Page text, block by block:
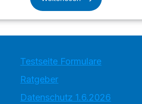
Testseite Formulare
Ratgeber
Datenschutz 1.6.2026